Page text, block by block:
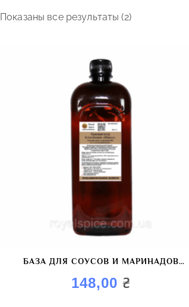
Показаны все результаты (2)
БАЗА ДЛЯ СОУСОВ И МАРИНАДОВ
«АРОМАГОЛД ОЛЬХА»
148,00 ₴